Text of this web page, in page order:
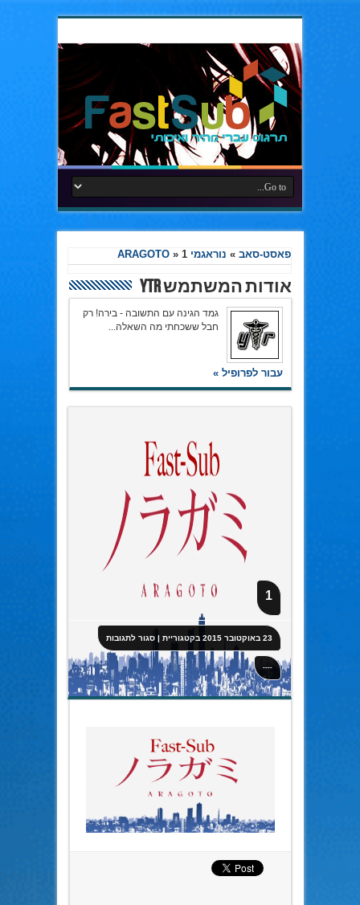
פאסט-סאב » נוראגמי ARAGOTO » 1
אודות המשתמש YTR
גמד הגינה עם התשובה - בירה! רק
חבל ששכחתי מה השאלה...
עבור לפרופיל »
1
23 באוקטובר 2015 בקטגוריית |סגור לתגובותעל
1
----